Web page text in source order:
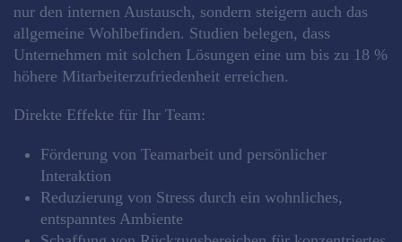
nur den internen Austausch, sondern steigern auch das
allgemeine Wohlbefinden. Studien belegen, dass
Unternehmen mit solchen Lösungen eine um bis zu 18 %
höhere Mitarbeiterzufriedenheit erreichen.
Direkte Effekte für Ihr Team:
Förderung von Teamarbeit und persönlicher
Interaktion
Reduzierung von Stress durch ein wohnliches,
entspanntes Ambiente